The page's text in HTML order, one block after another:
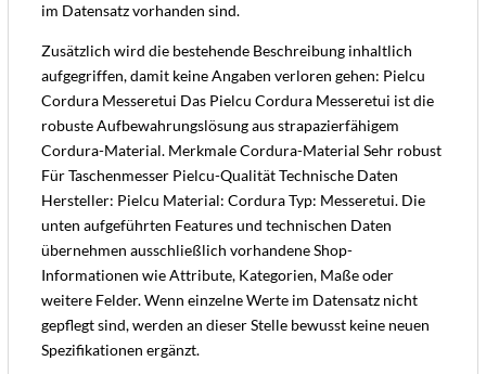
im Datensatz vorhanden sind.
Zusätzlich wird die bestehende Beschreibung inhaltlich
aufgegriffen, damit keine Angaben verloren gehen: Pielcu
Cordura Messeretui Das Pielcu Cordura Messeretui ist die
robuste Aufbewahrungslösung aus strapazierfähigem
Cordura-Material. Merkmale Cordura-Material Sehr robust
Für Taschenmesser Pielcu-Qualität Technische Daten
Hersteller: Pielcu Material: Cordura Typ: Messeretui. Die
unten aufgeführten Features und technischen Daten
übernehmen ausschließlich vorhandene Shop-
Informationen wie Attribute, Kategorien, Maße oder
weitere Felder. Wenn einzelne Werte im Datensatz nicht
gepflegt sind, werden an dieser Stelle bewusst keine neuen
Spezifikationen ergänzt.